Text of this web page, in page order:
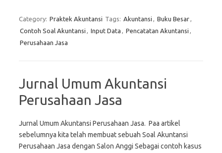
Category: Praktek Akuntansi Tags: Akuntansi , Buku Besar,
Contoh Soal Akuntansi , Input Data , Pencatatan Akuntansi ,
Perusahaan Jasa
Jurnal Umum Akuntansi
Perusahaan Jasa
Jurnal Umum Akuntansi Perusahaan Jasa. Paa artikel
sebelumnya kita telah membuat sebuah Soal Akuntansi
Perusahaan Jasa dengan Salon Anggi Sebagai contoh kasus